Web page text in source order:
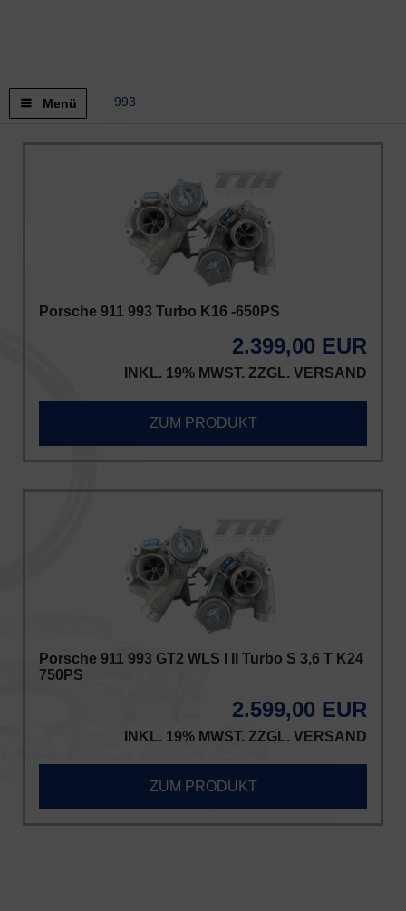
Menü 993
Porsche 911 993 Turbo K16 -650PS
2.399,00 EUR
INKL. 19% MWST. ZZGL. VERSAND
ZUM PRODUKT
Porsche 911 993 GT2 WLS I II Turbo S 3,6 T K24
750PS
2.599,00 EUR
INKL. 19% MWST. ZZGL. VERSAND
ZUM PRODUKT